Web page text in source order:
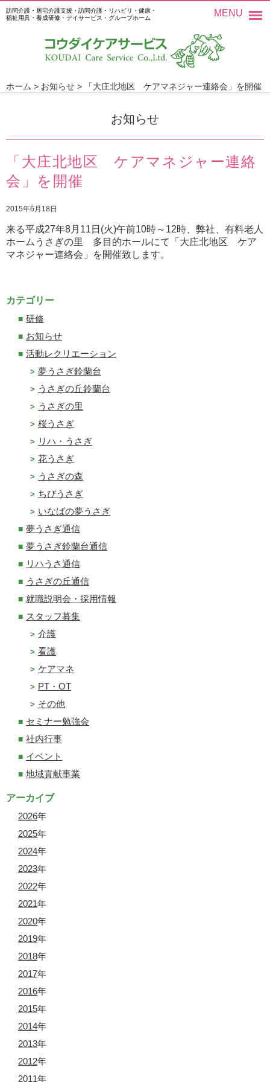
訪問介護・居宅介護支援・訪問介護・リハビリ・健康・
福祉用具・養成研修・デイサービス・グループホーム
MENU
ホーム > お知らせ > 「大庄北地区 ケアマネジャー連絡会」を開催
お知らせ
「大庄北地区 ケアマネジャー連絡
会」を開催
2015年6月18日
来る平成27年8月11日(火)午前10時～12時、弊社、有料老人
ホームうさぎの里 多目的ホールにて「大庄北地区 ケア
マネジャー連絡会」を開催致します。
カテゴリー
研修
お知らせ
活動レクリエーション
夢うさぎ鈴蘭台
うさぎの丘鈴蘭台
うさぎの里
桜うさぎ
リハ・うさぎ
花うさぎ
うさぎの森
ちびうさぎ
いなばの夢うさぎ
夢うさぎ通信
夢うさぎ鈴蘭台通信
リハうさ通信
うさぎの丘通信
就職説明会・採用情報
スタッフ募集
介護
看護
ケアマネ
PT・OT
その他
セミナー勉強会
社内行事
イベント
地域貢献事業
アーカイブ
2026年
2025年
2024年
2023年
2022年
2021年
2020年
2019年
2018年
2017年
2016年
2015年
2014年
2013年
2012年
2011年